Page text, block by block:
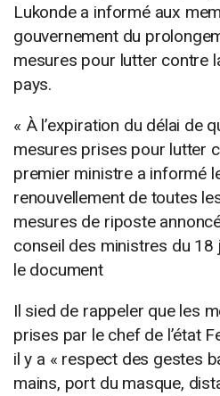
Lukonde a informé aux
gouvernement du
mesures pour lutter contre
pays.
« À l’expiration du délai de
mesures prises pour lutter
premier ministre a informé
renouvellement de toutes
mesures de riposte
conseil des ministres du 18
le document
Il sied de rappeler que les
prises par le chef de l’état
il y a « respect des gestes
mains, port du masque,